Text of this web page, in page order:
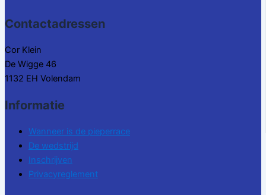
Contactadressen
Cor Klein
De Wigge 46
1132 EH Volendam
Informatie
Wanneer is de pieperrace
De wedstrijd
Inschrijven
Privacyreglement